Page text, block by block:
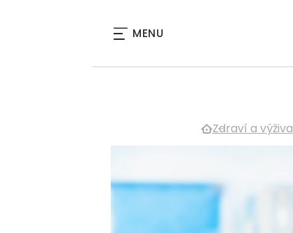
MENU
Zdraví a výživa